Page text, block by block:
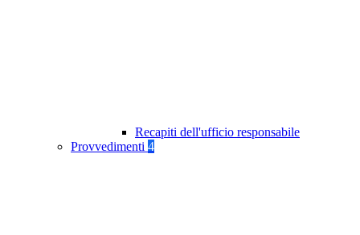
Recapiti dell'ufficio responsabile
Provvedimenti 4